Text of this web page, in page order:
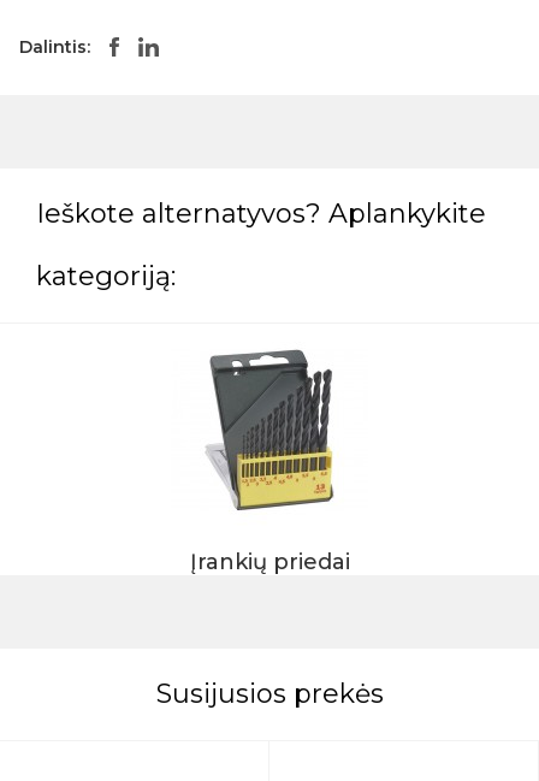
Dalintis:
Ieškote alternatyvos? Aplankykite
kategoriją:
Įrankių priedai
Susijusios prekės